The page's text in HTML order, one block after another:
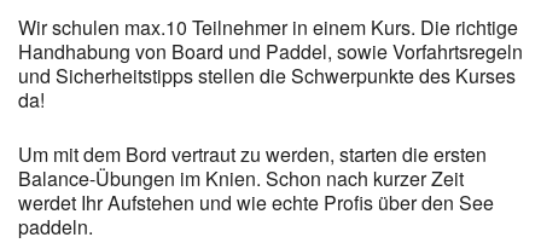
Wir schulen max.10 Teilnehmer in einem Kurs. Die richtige
Handhabung von Board und Paddel, sowie Vorfahrtsregeln
und Sicherheitstipps stellen die Schwerpunkte des Kurses
da!
Um mit dem Bord vertraut zu werden, starten die ersten
Balance-Übungen im Knien. Schon nach kurzer Zeit
werdet Ihr Aufstehen und wie echte Profis über den See
paddeln.